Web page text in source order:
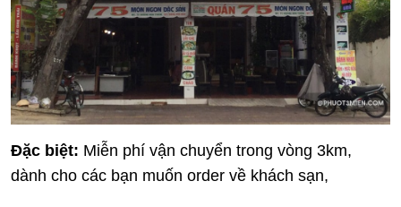
Đặc biệt: Miễn phí vận chuyển trong vòng 3km,
dành cho các bạn muốn order về khách sạn,